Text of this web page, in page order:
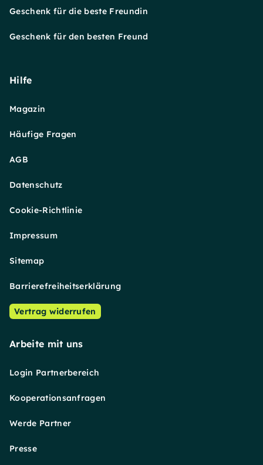
Geschenk für die beste Freundin
Geschenk für den besten Freund
Hilfe
Magazin
Häufige Fragen
AGB
Datenschutz
Cookie-Richtlinie
Impressum
Sitemap
Barrierefreiheitserklärung
Vertrag widerrufen
Arbeite mit uns
Login Partnerbereich
Kooperationsanfragen
Werde Partner
Presse